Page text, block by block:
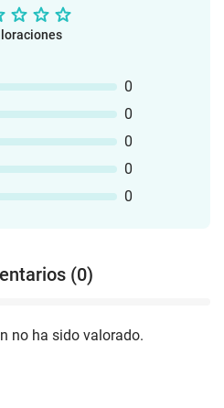
0
0
0
0
0
(0)
no ha sido valorado.